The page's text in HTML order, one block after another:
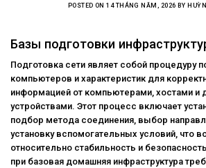
POSTED ON14 THÁNG NĂM, 2026 BY
Базы подготовки
Подготовка сети являет собой процедуру
компьютеров и характеристик для
информацией от компьютерами, хостами и
устройствами. Этот процесс включает
подбор метода соединения, выбор
установку вспомогательных условий, что
относительно стабильность и
при базовая домашняя инфраструктура